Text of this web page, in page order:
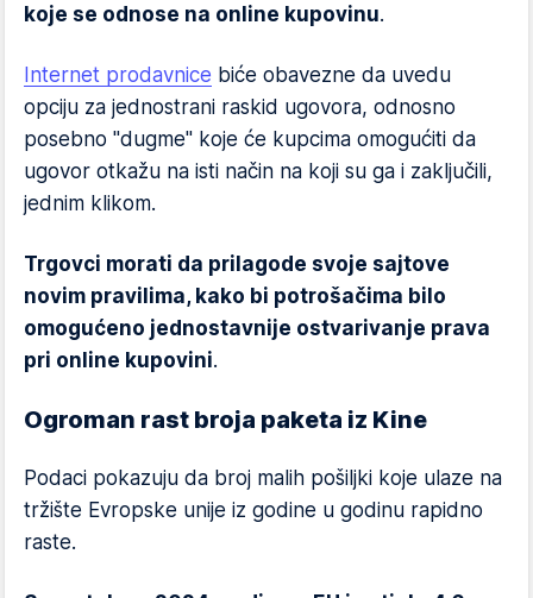
koje se odnose na online kupovinu.
Internet prodavnice biće obavezne da uvedu
opciju za jednostrani raskid ugovora, odnosno
posebno "dugme" koje će kupcima omogućiti da
ugovor otkažu na isti način na koji su ga i zaključili,
jednim klikom.
Trgovci morati da prilagode svoje sajtove
novim pravilima, kako bi potrošačima bilo
omogućeno jednostavnije ostvarivanje prava
pri online kupovini.
Ogroman rast broja paketa iz Kine
Podaci pokazuju da broj malih pošiljki koje ulaze na
tržište Evropske unije iz godine u godinu rapidno
raste.